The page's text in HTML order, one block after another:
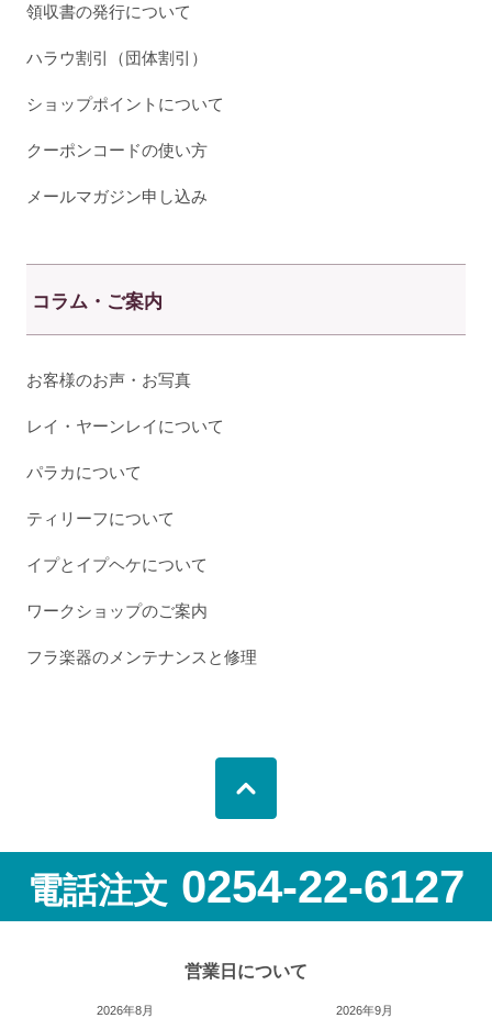
領収書の発行について
ハラウ割引（団体割引）
ショップポイントについて
クーポンコードの使い方
メールマガジン申し込み
コラム・ご案内
お客様のお声・お写真
レイ・ヤーンレイについて
パラカについて
ティリーフについて
イプとイプヘケについて
ワークショップのご案内
フラ楽器のメンテナンスと修理
電話注文 0254-22-6127
営業日について
2026年8月
2026年9月